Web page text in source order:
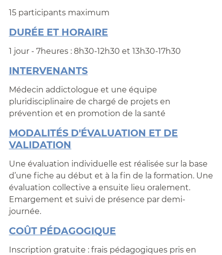
15 participants maximum
DURÉE ET HORAIRE
1 jour - 7heures : 8h30-12h30 et 13h30-17h30
INTERVENANTS
Médecin addictologue et une équipe
pluridisciplinaire de chargé de projets en
prévention et en promotion de la santé
MODALITÉS D'ÉVALUATION ET DE
VALIDATION
Une évaluation individuelle est réalisée sur la base
d’une fiche au début et à la fin de la formation. Une
évaluation collective a ensuite lieu oralement.
Emargement et suivi de présence par demi-
journée.
COÛT PÉDAGOGIQUE
Inscription gratuite : frais pédagogiques pris en